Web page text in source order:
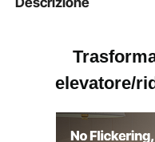
articolo
elevatore/